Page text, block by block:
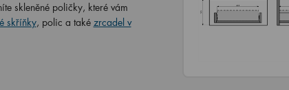
skleněné poličky, které vám
skříňky, polic a také zrcadel v